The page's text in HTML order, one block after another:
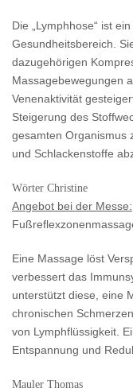
Die „Lymphhose“ ist
Gesundheitsbereich.
dazugehörigen
Massagebewegungen
Venenaktivität
Steigerung des
gesamten Organismus
und Schlackenstoffe
Wörter Christine
Angebot bei der Messe:
Eine Massage löst
verbessert das
unterstützt diese, eine
chronischen
von Lymphflüssigkeit.
Entspannung und
Mauler Thomas